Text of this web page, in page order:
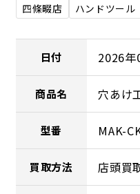
四條畷店 ハンドツール
日付 2026年
商品名 穴あけ
型番 MAK-
買取方法 店頭買